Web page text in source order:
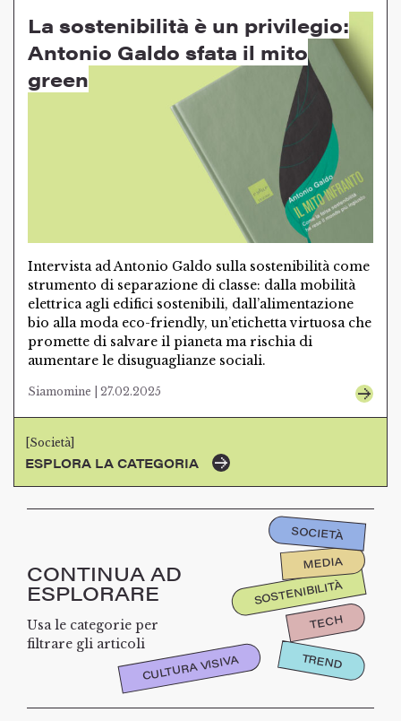
La sostenibilità è un privilegio:
Antonio Galdo sfata il mito
green
Intervista ad Antonio Galdo sulla sostenibilità come
strumento di separazione di classe: dalla mobilità
elettrica agli edifici sostenibili, dall’alimentazione
bio alla moda eco-friendly, un’etichetta virtuosa che
promette di salvare il pianeta ma rischia di
aumentare le disuguaglianze sociali.
Siamomine | 27.02.2025
[Società]
ESPLORA LA CATEGORIA
CONTINUA AD
ESPLORARE
Usa le categorie per
filtrare gli articoli
SOSTENIBILITÀ
TECH
MEDIA
CULTURA VISIVA
SOCIETÀ
TREND